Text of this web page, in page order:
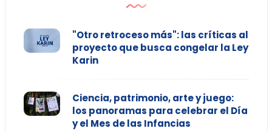
"Otro retroceso más": las críticas al
proyecto que busca congelar la Ley
Karin
Ciencia, patrimonio, arte y juego:
los panoramas para celebrar el Día
y el Mes de las Infancias